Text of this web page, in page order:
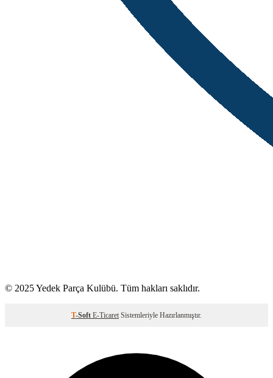
© 2025 Yedek Parça Kulübü. Tüm hakları saklıdır.
T-Soft E-Ticaret Sistemleriyle Hazırlanmıştır.